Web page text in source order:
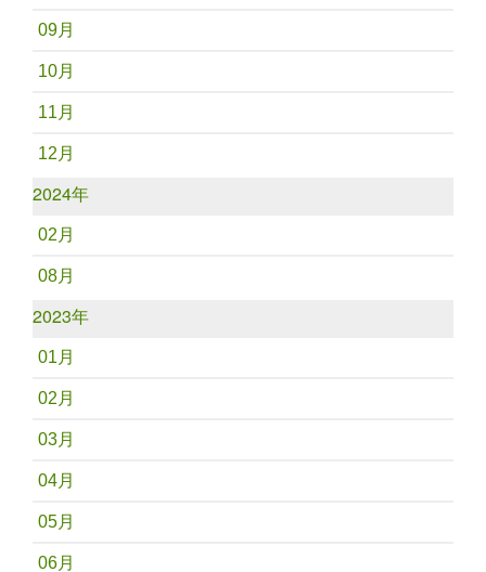
09月
10月
11月
12月
2024年
02月
08月
2023年
01月
02月
03月
04月
05月
06月